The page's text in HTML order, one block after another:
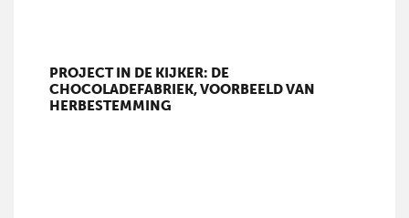
PROJECT IN DE KIJKER: DE
CHOCOLADEFABRIEK, VOORBEELD VAN
HERBESTEMMING